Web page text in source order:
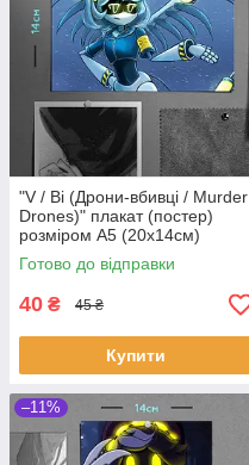
"V / Ві (Дрони-вбивці / Murder
Drones)" плакат (постер)
розміром А5 (20х14см)
Готово до відправки
40 ₴ 45 ₴
Купити
–11%